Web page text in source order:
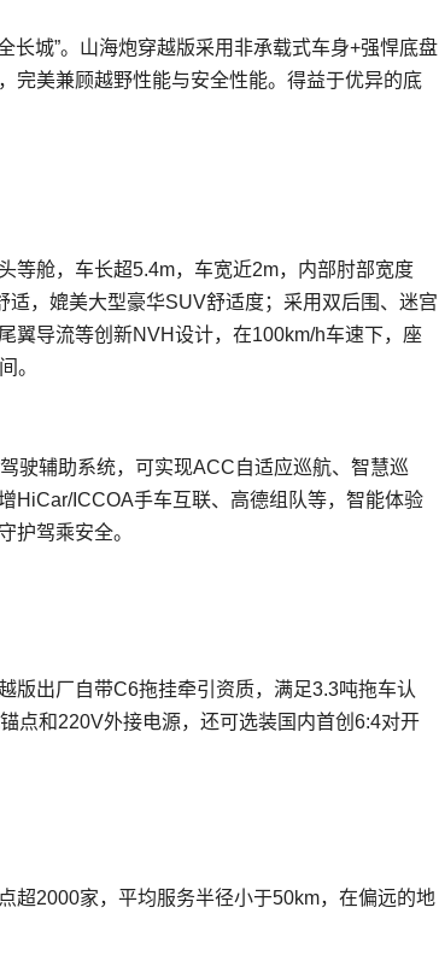
长城”。山海炮穿越版采用非承载式车身+强悍底盘
完美兼顾越野性能与安全性能。得益于优异的底
等舱，车长超5.4m，车宽近2m，内部肘部宽度
，媲美大型豪华SUV舒适度；采用双后围、迷宫
翼导流等创新NVH设计，在100km/h车速下，座
。
驶辅助系统，可实现ACC自适应巡航、智慧巡
HiCar/ICCOA手车互联、高德组队等，智能体验
护驾乘安全。
版出厂自带C6拖挂牵引资质，满足3.3吨拖车认
点和220V外接电源，还可选装国内首创6:4对开
超2000家，平均服务半径小于50km，在偏远的地